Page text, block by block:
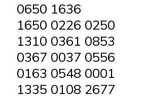
0650 1636
1650 0226 0250
1310 0361 0853
0367 0037 0556
0163 0548 0001
1335 0108 2677